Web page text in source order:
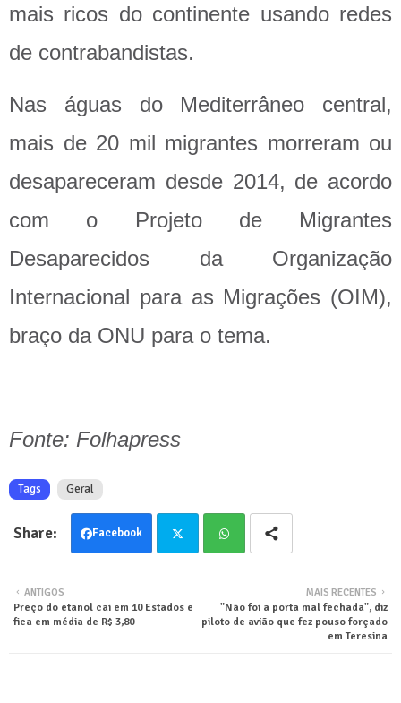
mais ricos do continente usando redes
de contrabandistas.
Nas águas do Mediterrâneo central,
mais de 20 mil migrantes morreram ou
desapareceram desde 2014, de acordo
com o Projeto de Migrantes
Desaparecidos da Organização
Internacional para as Migrações (OIM),
braço da ONU para o tema.
Fonte: Folhapress
Tags Geral
Facebook
ter tsa
MAIS RECENTES
"Não foi a porta mal fechada", diz
piloto de avião que fez pouso forçado
em Teresina
ANTIGOS
Preço do etanol cai em 10 Estados e
fica em média de R$ 3,80